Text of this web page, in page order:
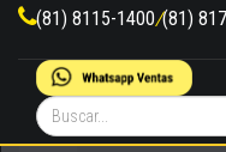
(81) 8115-1400/(81)